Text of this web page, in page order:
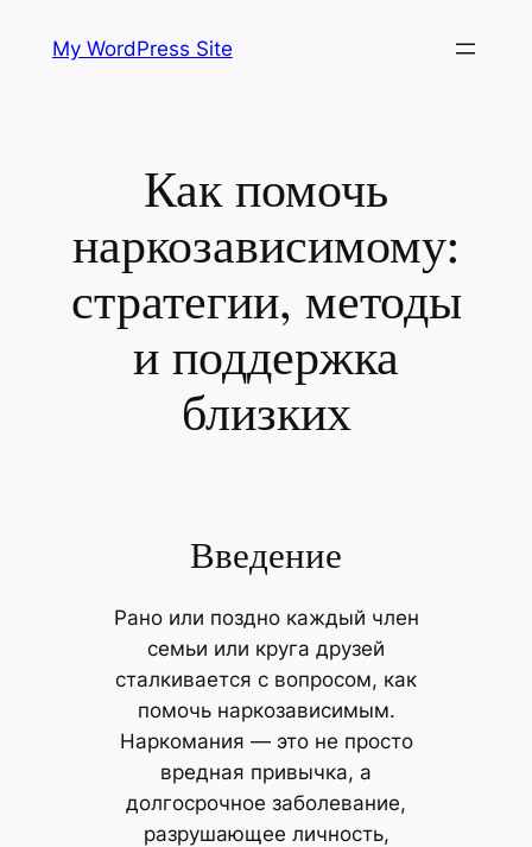
My WordPress Site
Как помочь
наркозависимому:
стратегии, методы
и поддержка
близких
Введение
Рано или поздно каждый член
семьи или круга друзей
сталкивается с вопросом, как
помочь наркозависимым.
Наркомания — это не просто
вредная привычка, а
долгосрочное заболевание,
разрушающее личность,